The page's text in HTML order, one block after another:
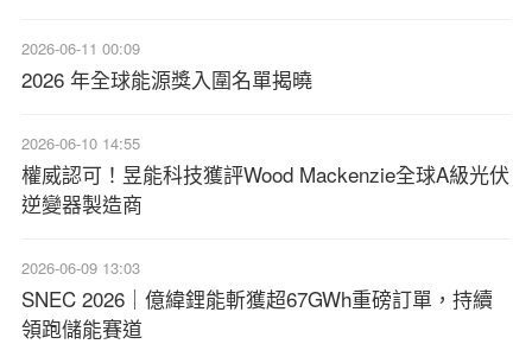
2026-06-11 00:09
2026 年全球能源獎入圍名單揭曉
2026-06-10 14:55
權威認可！昱能科技獲評Wood Mackenzie全球A級光伏
逆變器製造商
2026-06-09 13:03
SNEC 2026｜億緯鋰能斬獲超67GWh重磅訂單，持續
領跑儲能賽道